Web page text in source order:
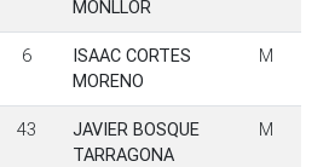
MONLLOR
6
ISAAC CORTES
MORENO
M
43
JAVIER BOSQUE
TARRAGONA
M